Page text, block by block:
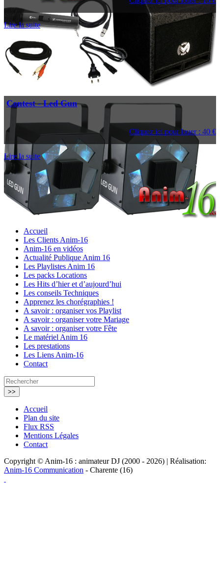
Lire la suite
Contest - Led Gun
Cliquez ici pour louer : 40 €
Lire la suite
Accueil
Les Clients Anim-16
Anim-16 en vidéos
Actualité Publique Anim 16
Les Playlistes Anim 16
Les packs Locations
Les Hits d’hier et d’aujourd’hui
Les conseils Techniques
Apprenez les chorégraphies !
A savoir : organiser vos Playlist
A savoir : organiser votre Mariage
A savoir : organiser votre Fête
Le matériel Anim 16
Les prestations
Les Liens Anim-16
Contact
Accueil
Plan du site
Flux RSS
Mentions Légales
Contact
Copyright © Anim-16 : animateur DJ (2000 - 2026) | Réalisation:
Anim-16 Communication - Charente (16)